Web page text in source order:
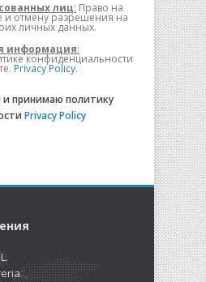
лиц: Право на
и отмену разрешения на
личных данных.
информация:
конфиденциальности
Privacy Policy.
политику
*
и принимаю политику
Privacy Policy